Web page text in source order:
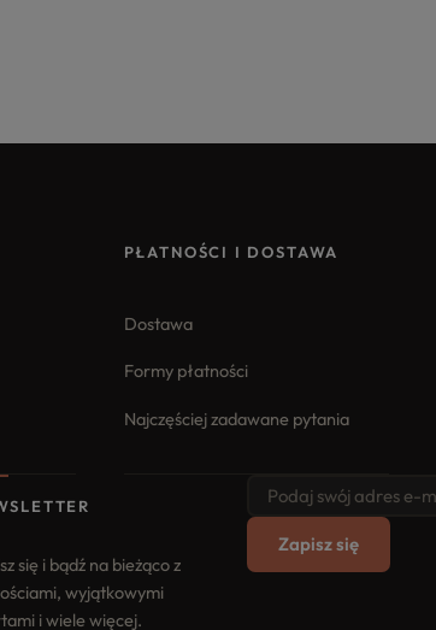
PŁATNOŚCI I DOSTAWA
Dostawa
Formy płatności
Najczęściej zadawane pytania
się i bądź na bieżąco z
wyjątkowymi
i wiele więcej.
Zapisz się